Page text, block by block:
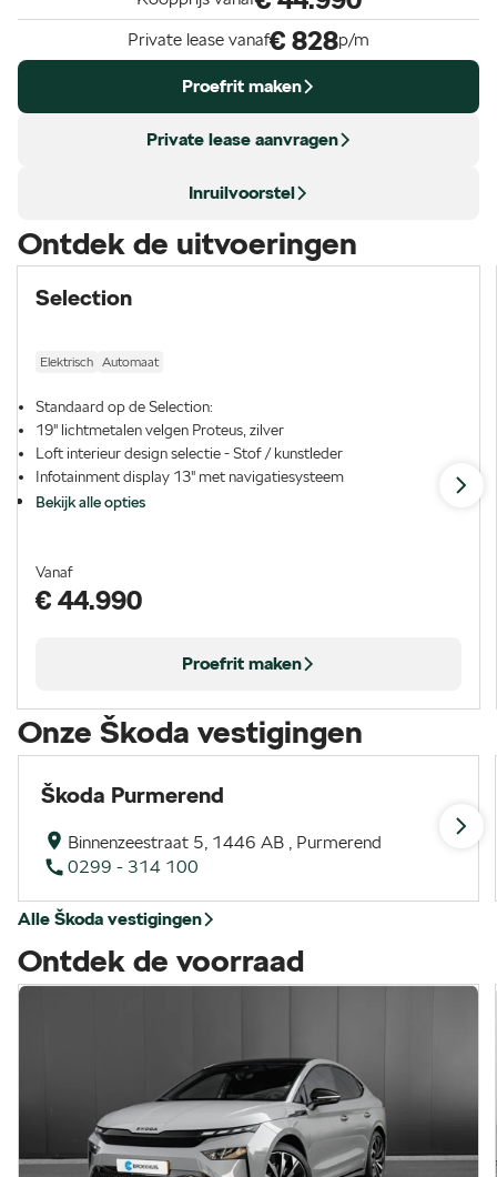
Private lease vanaf€ 828p/m
Proefrit maken
Private lease aanvragen
Inruilvoorstel
Ontdek de uitvoeringen
Selection
Elektrisch Automaat
Standaard op de Selection:
19" lichtmetalen velgen Proteus, zilver
Loft interieur design selectie - Stof / kunstleder
Infotainment display 13" met navigatiesysteem
Bekijk alle opties
Vanaf
€ 44.990
Proefrit maken
Onze Škoda vestigingen
Škoda Purmerend
Binnenzeestraat 5, 1446 AB , Purmerend
0299 - 314 100
Alle Škoda vestigingen
Ontdek de voorraad